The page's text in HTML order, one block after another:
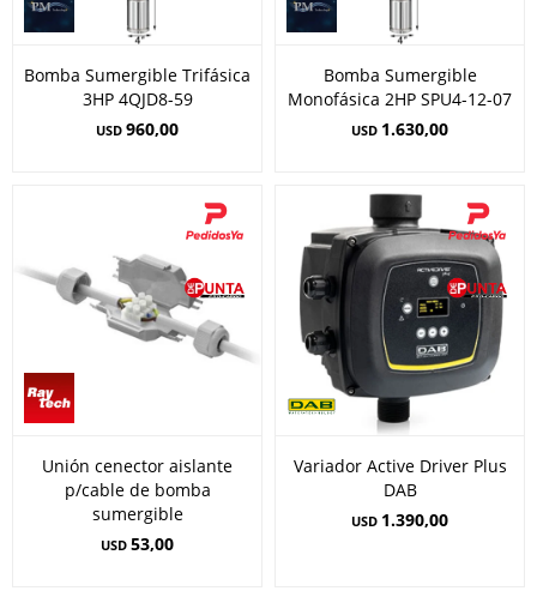
Bomba Sumergible Trifásica
3HP 4QJD8-59
USD 960,00
Bomba Sumergible
Monofásica 2HP SPU4-12-07
USD 1.630,00
Unión cenector aislante
p/cable de bomba
sumergible
USD 53,00
Variador Active Driver Plus
DAB
USD 1.390,00